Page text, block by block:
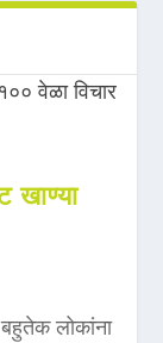
खाण्या
लोकांना